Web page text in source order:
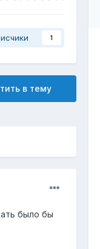
1
в тему
было бы